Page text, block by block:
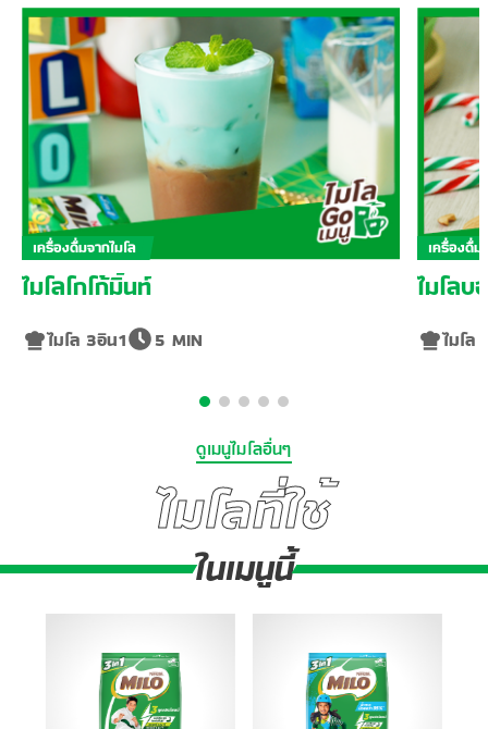
เครื่องดื่มจากไมโล
ไมโลโกโก้มิ้นท์
ไมโล 3อิน1 5 MIN
เครื่องดื่ม
ไมโลบ
ไมโล
ดูเมนูไมโลอื่นๆ
ไมโลที่ใช้
ในเมนูนี้